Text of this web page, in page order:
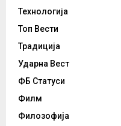
Технологија
Топ Вести
Традиција
Ударна Вест
ФБ Статуси
Филм
Филозофија